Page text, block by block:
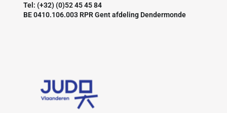
Tel: (+32) (0)52 45 45 84
BE 0410.106.003 RPR Gent afdeling Dendermonde